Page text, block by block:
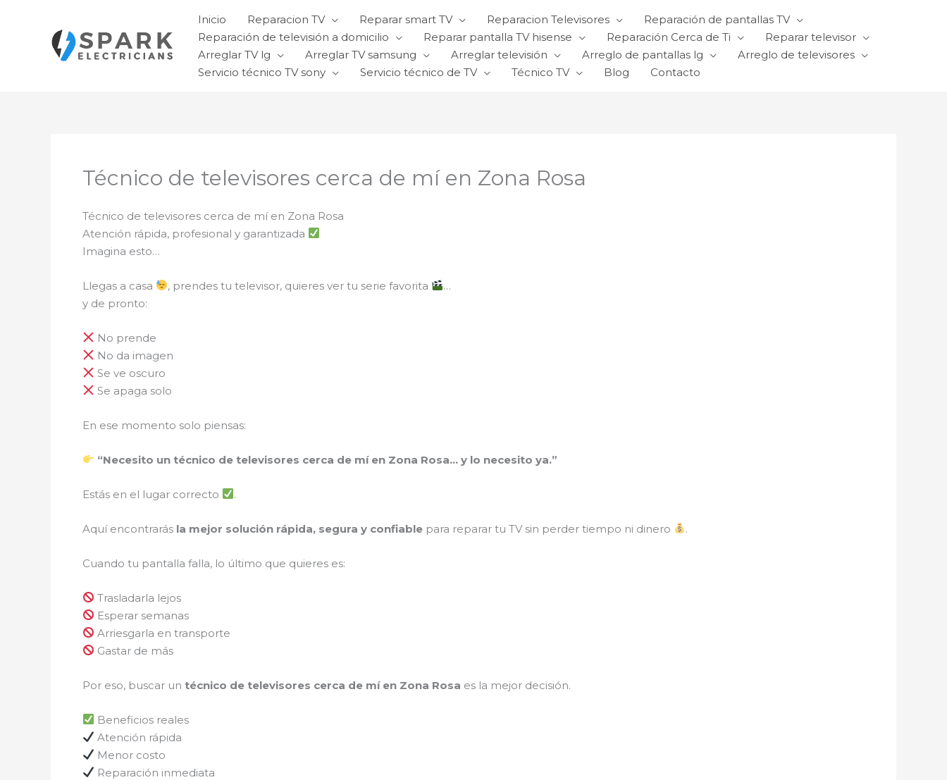
contenido
Inicio Reparacion TV Reparar smart TV Reparacion Televisores
Reparación de pantallas TV
Reparación de televisión a domicilio
Reparar pantalla TV hisense Reparación Cerca de Ti
Reparar televisor
Arreglar TV lg
Arreglar TV samsung Arreglar televisión Arreglo de pantallas lg
Arreglo de televisores
Servicio técnico TV sony
Servicio técnico de TV Técnico TV Blog Contacto
Técnico de televisores cerca de mí en Zona Rosa
Técnico de televisores cerca de mí en Zona Rosa
Atención rápida, profesional y garantizada
Imagina esto…
Llegas a casa , prendes tu televisor, quieres ver tu serie favorita
…
y de pronto:
No prende
No da imagen
Se ve oscuro
Se apaga solo
En ese momento solo piensas:
“Necesito un técnico de televisores cerca de mí en Zona Rosa… y lo necesito ya.”
Estás en el lugar correcto .
Aquí encontrarás la mejor solución rápida, segura y confiable para reparar tu TV sin perder tiempo ni dinero .
Cuando tu pantalla falla, lo último que quieres es:
Trasladarla lejos
Esperar semanas
Arriesgarla en transporte
Gastar de más
Por eso, buscar un técnico de televisores cerca de mí en Zona Rosa es la mejor decisión.
Beneficios reales
Atención rápida
Menor costo
Reparación inmediata